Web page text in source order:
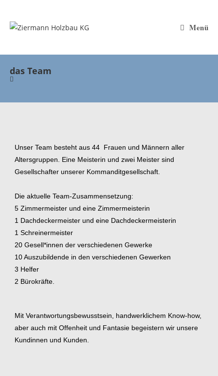
Menü
das Team
Unser Team besteht aus 44 Frauen und Männern aller
Altersgruppen. Eine Meisterin und zwei Meister sind
Gesellschafter unserer Kommanditgesellschaft.
Die aktuelle Team-Zusammensetzung:
5 Zimmermeister und eine Zimmermeisterin
1 Dachdeckermeister und eine Dachdeckermeisterin
1 Schreinermeister
20 Gesell*innen der verschiedenen Gewerke
10 Auszubildende in den verschiedenen Gewerken
3 Helfer
2 Bürokräfte.
Mit Verantwortungsbewusstsein, handwerklichem Know-how,
aber auch mit Offenheit und Fantasie begeistern wir unsere
Kundinnen und Kunden.